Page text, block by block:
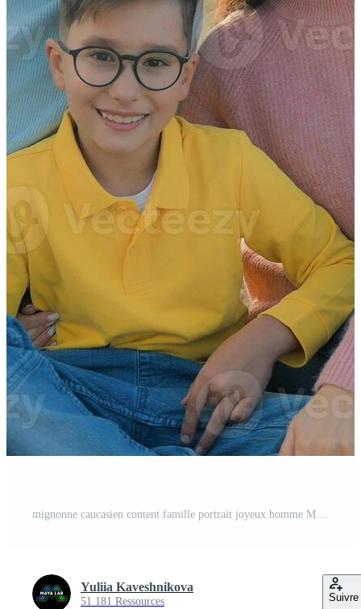
mignonne caucasien content famille portrait joyeux homme Masculin papa souriant femme femelle maman peu garçon enfant enfant fils séance ensemble étreinte embrasse à la recherche caméra à l'extérieur la nature champ les terres agricoles parc pique-nique la nature Photo Pro
Yuliia Kaveshnikova
51 181 Ressources Suivre